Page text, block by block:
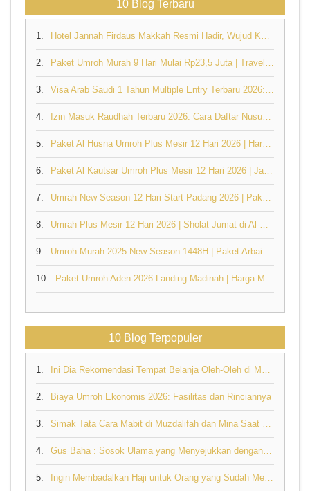
10 Blog Terbaru
1. Hotel Jannah Firdaus Makkah Resmi Hadir, Wujud Komitmen Travel Umroh Pertama di Indonesia dan Dunia yang Memiliki Hotel Sendiri
2. Paket Umroh Murah 9 Hari Mulai Rp23,5 Juta | Travel Umroh Resmi Jannah Firdaus
3. Visa Arab Saudi 1 Tahun Multiple Entry Terbaru 2026: Syarat, Harga & Cara Pengajuan
4. Izin Masuk Raudhah Terbaru 2026: Cara Daftar Nusuk, Syarat & Booking Lengkap
5. Paket Al Husna Umroh Plus Mesir 12 Hari 2026 | Harga & Jadwal
6. Paket Al Kautsar Umroh Plus Mesir 12 Hari 2026 | Jannah Firdaus
7. Umrah New Season 12 Hari Start Padang 2026 | Paket Al Husna Mulai Rp31,5 Juta
8. Umrah Plus Mesir 12 Hari 2026 | Sholat Jumat di Al-Azhar & Masjidil Haram
9. Umroh Murah 2025 New Season 1448H | Paket Arbain 16 Hari Mulai Rp32,6 Juta
10. Paket Umroh Aden 2026 Landing Madinah | Harga Mulai Rp32,6 Juta - Jannah Firdaus
10 Blog Terpopuler
1. Ini Dia Rekomendasi Tempat Belanja Oleh-Oleh di Makkah yang Perlu Anda Ketahui
2. Biaya Umroh Ekonomis 2026: Fasilitas dan Rinciannya
3. Simak Tata Cara Mabit di Muzdalifah dan Mina Saat Berhaji
4. Gus Baha : Sosok Ulama yang Menyejukkan dengan Nasehat Bijaknya tentang Rezeki
5. Ingin Membadalkan Haji untuk Orang yang Sudah Meninggal, Bolehkah?